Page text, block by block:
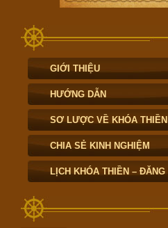
GIỚI THIỆU
HƯỚNG DẪN
SƠ LƯỢC VỀ KHÓA THIỀN
CHIA SẺ KINH NGHIỆM
LỊCH KHÓA THIỀN – ĐĂNG